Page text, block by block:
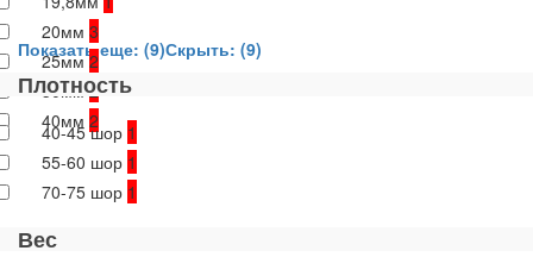
20мм 3
25мм2
30мм2
40мм 2
Показать еще: (9)Скрыть: (9)
Плотность
40-45 шор 1
55-60 шор 1
70-75 шор 1
Вес